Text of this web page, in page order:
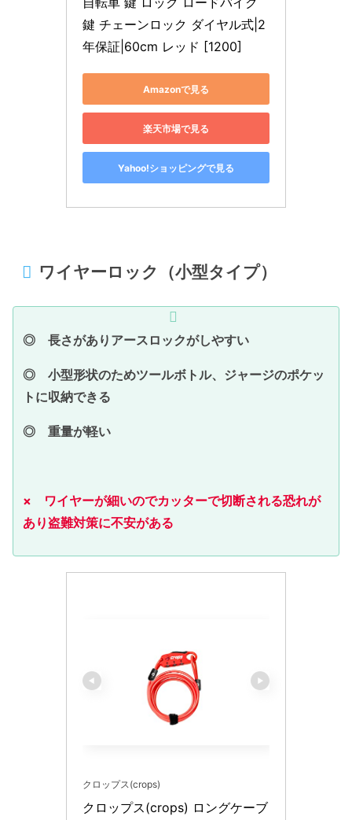
鍵 チェーンロック ダイヤル式|2
年保証|60cm レッド [1200]
Amazonで見る
楽天市場で見る
Yahoo!ショッピングで見る
ワイヤーロック（小型タイプ）
◎ 長さがありアースロックがしやすい
◎ 小型形状のためツールボトル、ジャージのポケッ
トに収納できる
◎ 重量が軽い
× ワイヤーが細いのでカッターで切断される恐れが
あり盗難対策に不安がある
クロップス(crops)
クロップス(crops) ロングケーブ